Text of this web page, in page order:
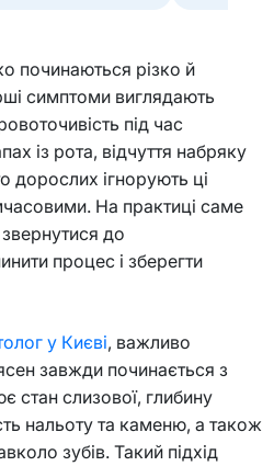
починаються різко й
симптоми виглядають
під час
із рота, відчуття набряку
дорослих ігнорують ці
На практиці саме
до
процес і зберегти
у Києві, важливо
завжди починається з
стан слизової, глибину
нальоту та каменю, а також
зубів. Такий підхід